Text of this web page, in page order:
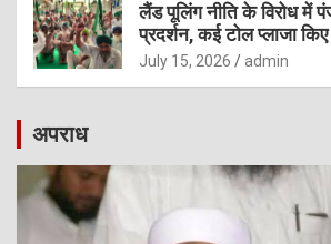
लैंड पूलिंग नीति के विरोध में
प्रदर्शन, कई टोल प्लाजा
July 15, 2026 admin
अपराध